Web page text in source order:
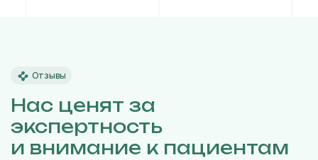
Отзывы
Нас ценят за
экспертность
и внимание к пациентам